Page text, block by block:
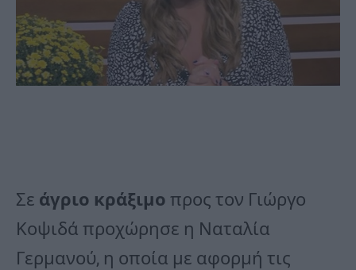
Σε άγριο κράξιμο προς τον Γιώργο
Κοψιδά προχώρησε η Ναταλία
Γερμανού, η οποία με αφορμή τις